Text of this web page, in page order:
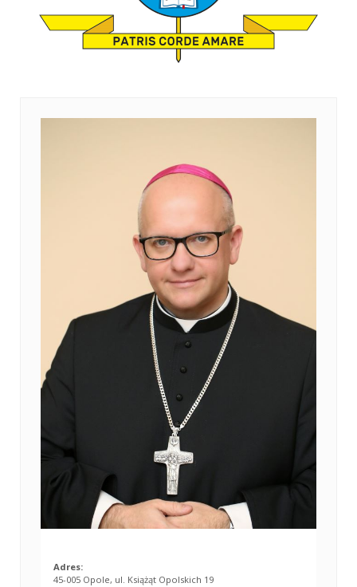
Adres:
45-005 Opole, ul. Książąt Opolskich 19